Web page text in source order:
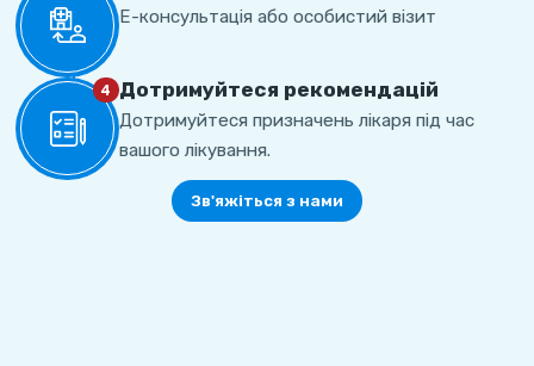
Е-консультація або особистий візит
4 Дотримуйтеся рекомендацій
Дотримуйтеся призначень лікаря під час
вашого лікування.
Зв'яжіться з нами